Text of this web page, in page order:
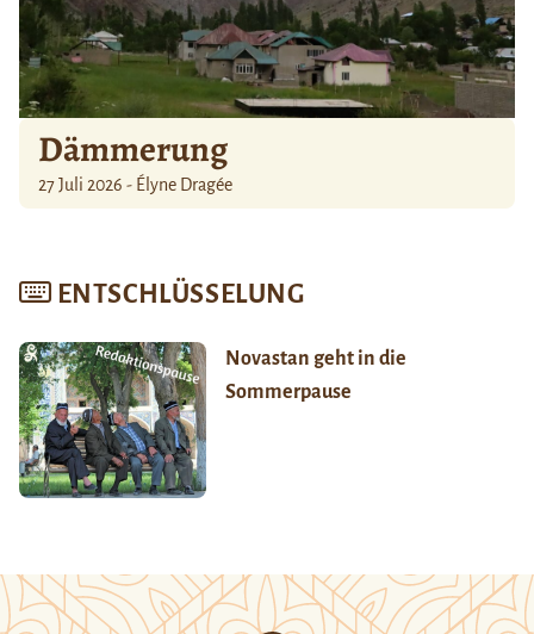
Dämmerung
27 Juli 2026 - Élyne Dragée
ENTSCHLÜSSELUNG
Novastan geht in die
Sommerpause